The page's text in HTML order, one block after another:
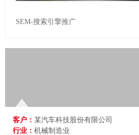
SEM-搜索引擎推广
客户： 某汽车科技股份有限公司
行业： 机械制造业